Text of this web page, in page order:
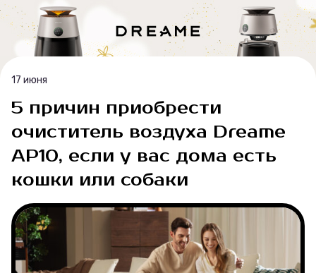
17 июня
5 причин приобрести
очиститель воздуха Dreame
AP10, если у вас дома есть
кошки или собаки